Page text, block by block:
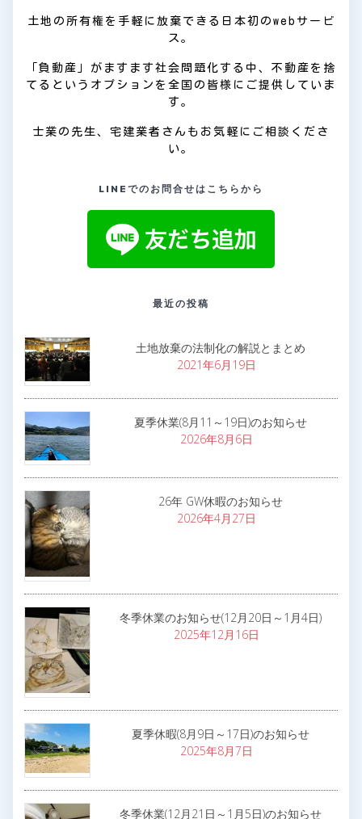
土地の所有権を手軽に放棄できる日本初のwebサービ
ス。
「負動産」がますます社会問題化する中、不動産を捨
てるというオプションを全国の皆様にご提供していま
す。
士業の先生、宅建業者さんもお気軽にご相談くださ
い。
LINEでのお問合せはこちらから
最近の投稿
土地放棄の法制化の解説とまとめ
2021年6月19日
夏季休業(8月11～19日)のお知らせ
2026年8月6日
26年 GW休暇のお知らせ
2026年4月27日
冬季休業のお知らせ(12月20日～1月4日)
2025年12月16日
夏季休暇(8月9日～17日)のお知らせ
2025年8月7日
冬季休業(12月21日～1月5日)のお知らせ